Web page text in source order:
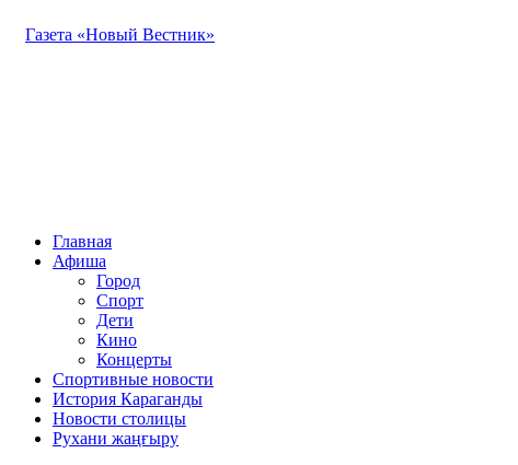
Газета «Новый Вестник»
Главная
Афиша
Город
Спорт
Дети
Кино
Концерты
Спортивные новости
История Караганды
Новости столицы
Рухани жаңғыру